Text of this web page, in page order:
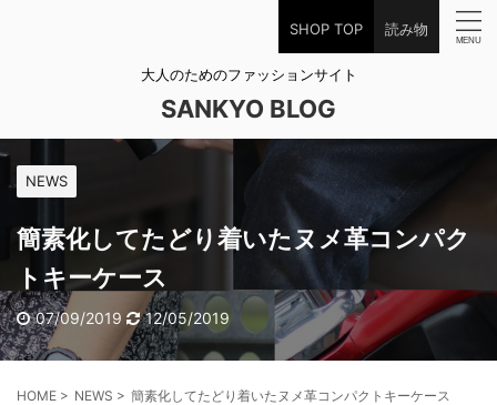
SHOP TOP 読み物
大人のためのファッションサイト
SANKYO BLOG
NEWS
簡素化してたどり着いたヌメ革コンパク
トキーケース
07/09/2019 12/05/2019
HOME > NEWS > 簡素化してたどり着いたヌメ革コンパクトキーケース